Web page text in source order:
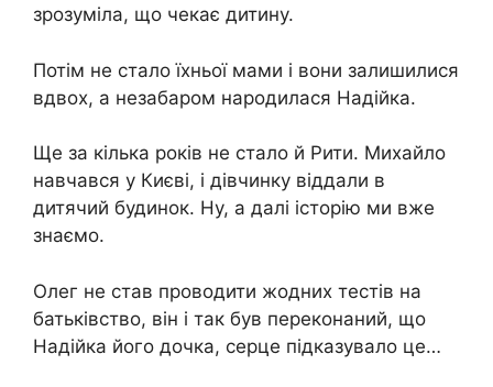
зрозуміла, що чекає дитину.
Потім не стало їхньої мами і вони залишилися
вдвох, а незабаром народилася Надійка.
Ще за кілька років не стало й Рити. Михайло
навчався у Києві, і дівчинку віддали в
дитячий будинок. Ну, а далі історію ми вже
знаємо.
Олег не став проводити жодних тестів на
батьківство, він і так був переконаний, що
Надійка його дочка, серце підказувало це…